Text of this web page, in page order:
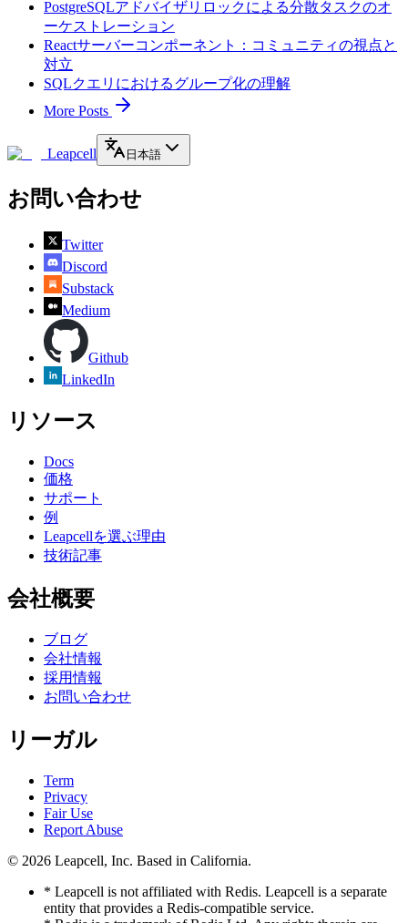
PostgreSQLアドバイザリロックによる分散タスクのオ
ーケストレーション
Reactサーバーコンポーネント：コミュニティの視点と
対立
SQLクエリにおけるグループ化の理解
More Posts
Leapcell 日本語
お問い合わせ
Twitter
Discord
Substack
Medium
Github
LinkedIn
リソース
Docs
価格
サポート
例
Leapcellを選ぶ理由
技術記事
会社概要
ブログ
会社情報
採用情報
お問い合わせ
リーガル
Term
Privacy
Fair Use
Report Abuse
© 2026 Leapcell, Inc. Based in California.
* Leapcell is not affiliated with Redis. Leapcell is a separate
entity that provides a Redis-compatible service.